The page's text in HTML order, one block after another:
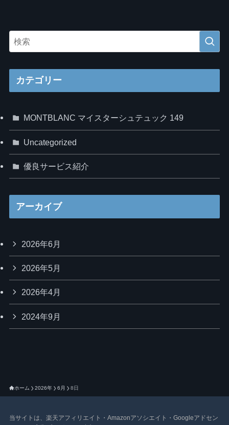
カテゴリー
MONTBLANC マイスターシュテュック 149
Uncategorized
優良サービス紹介
アーカイブ
2026年6月
2026年5月
2026年4月
2024年9月
ホーム 2026年 6月 8日
当サイトは、楽天アフィリエイト・Amazonアソシエイト・Googleアドセン